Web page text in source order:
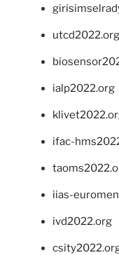
utcd2022.org
ialp2022.org
ifac-
iias-
ivd2022.org